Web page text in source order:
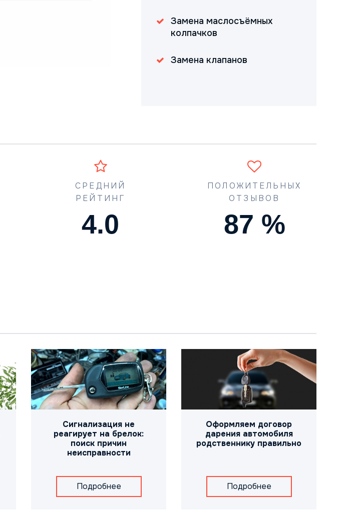
Замена маслосъёмных
колпачков
Замена клапанов
СРЕДНИЙ
РЕЙТИНГ
4.5
ПОЛОЖИТЕЛЬНЫХ
ОТЗЫВОВ
90 %
Сигнализация не
реагирует на брелок:
поиск причин
неисправности
Подробнее
Оформляем договор
дарения автомобиля
родственнику правильно
Подробнее